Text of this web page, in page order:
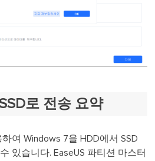
로 전송 요약
여 Windows 7을 HDD에서 SSD
있습니다. EaseUS 파티션 마스터